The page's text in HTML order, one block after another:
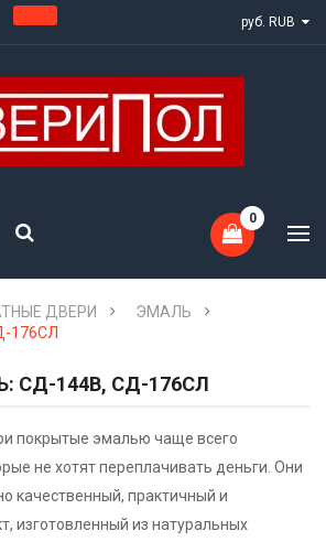
0
ДВЕРИ
ЭМАЛЬ
176СЛ
СД-144В, СД-176СЛ
покрытые эмалью чаще всего
не хотят переплачивать деньги. Они
качественный, практичный и
изготовленный из натуральных